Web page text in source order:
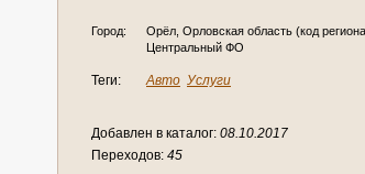
Город:
Орёл, Орловская область (код региона
Центральный ФО
Теги: Авто Услуги
Добавлен в каталог: 08.10.2017
Переходов: 45